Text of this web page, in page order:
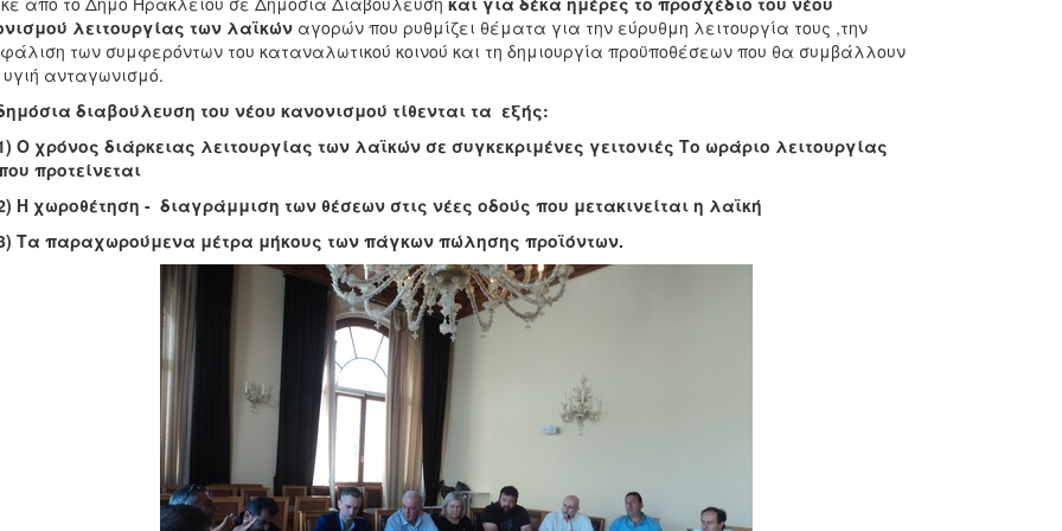
λειτουργίας των λαϊκώναγορών που ρυθμίζει θέματα για την εύρυθμη λειτουργία τους ,την
των συμφερόντων του καταναλωτικού κοινού και τη δημιουργία προϋποθέσεων που θα συμβάλλουν
ανταγωνισμό.
διαβούλευση του νέου κανονισμού τίθενται τα εξής:
Ο χρόνος διάρκειας λειτουργίας των λαϊκών σε συγκεκριμένες γειτονιές Το ωράριο λειτουργίας
προτείνεται
Η χωροθέτηση - διαγράμμιση των θέσεων στις νέες οδούς που μετακινείται η λαϊκή
Tα παραχωρούμενα μέτρα μήκους των πάγκων πώλησης προϊόντων.